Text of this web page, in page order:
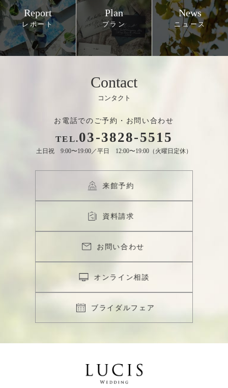
Report Plan News
Contact
お電話でのご予約・お問い合わせ
TEL.03-3828-5515
土日祝 9:00〜19:00／平日 12:00〜19:00（火曜日定休）
来館予約
資料請求
お問い合わせ
オンライン相談
ブライダルフェア